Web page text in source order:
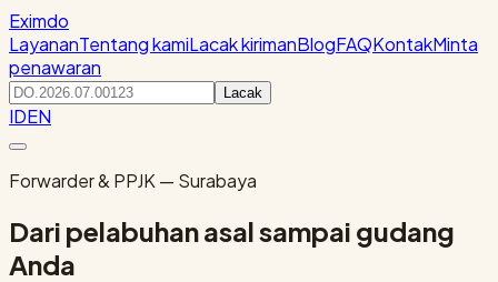
Eximdo
LayananTentang kamiLacak kirimanBlogFAQKontakMinta
penawaran
Lacak
IDEN
Forwarder & PPJK — Surabaya
Dari pelabuhan asal sampai gudang
Anda